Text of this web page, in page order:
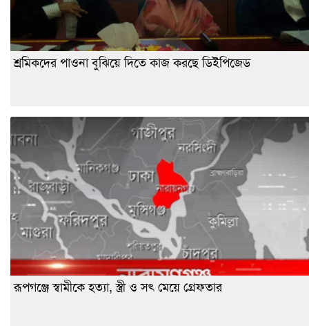
শ্রমিকদের পাওনা বুঝিয়ে দিতে কাজ করছে ডিইপিজেড
রূপগঞ্জে স্বামীকে হত্যা, স্ত্রী ও সৎ মেয়ে গ্রেফতার